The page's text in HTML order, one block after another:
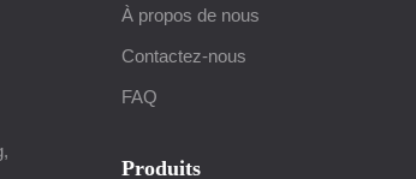
À propos de nous
Contactez-nous
FAQ
Produits